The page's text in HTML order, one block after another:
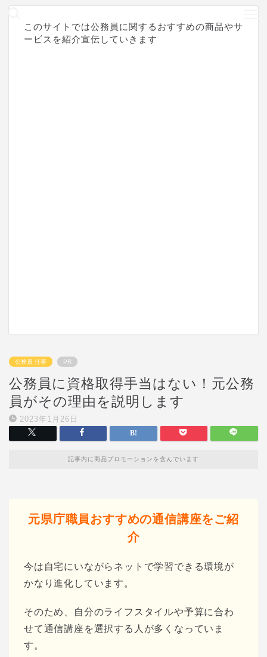
このサイトでは公務員に関するおすすめの商品やサ
ービスを紹介宣伝していきます
公務員 仕事 PR
公務員に資格取得手当はない！元公務
員がその理由を説明します
2023年1月26日
記事内に商品プロモーションを含んでいます
元県庁職員おすすめの通信講座をご紹
介
今は自宅にいながらネットで学習できる環境が
かなり進化しています。
そのため、自分のライフスタイルや予算に合わ
せて通信講座を選択する人が多くなっていま
す。